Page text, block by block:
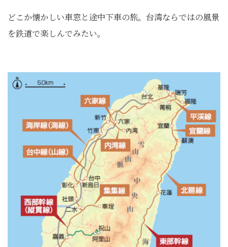
どこか懐かしい車窓と途中下車の旅。台湾ならではの風景
を鉄道で楽しんでみたい。